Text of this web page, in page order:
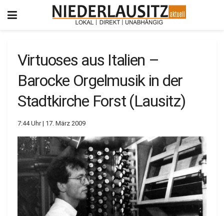
Virtuoses aus Italien –
Barocke Orgelmusik in der
Stadtkirche Forst (Lausitz)
7:44 Uhr | 17. März 2009